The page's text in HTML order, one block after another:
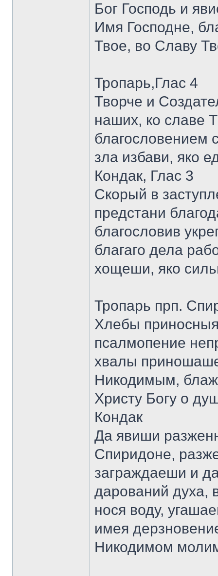
Бог Господь и
Имя Господне,
Твое, во Славу
Тропарь,Глас 4
Творче и
наших, ко славе
благословением
зла избави, яко
Кондак, Глас 3
Скорый в
предстани
благословив
благаго дела
хощеши, яко
Тропарь прп.
Хлебы
псалмопение
хвалы
Никодимым,
Христу Богу о
Кондак
Да явиши
Спиридоне,
заграждаеши и
дарований духа,
нося воду,
имея
Никодимом